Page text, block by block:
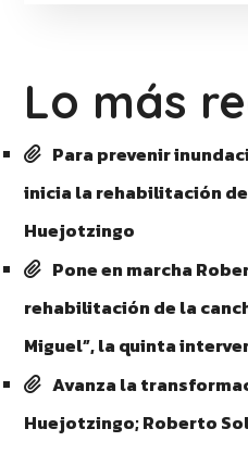
Lo más
Para prevenir
inicia la rehabilitación
Huejotzingo
Pone en marcha
rehabilitación de la
Miguel”, la quinta
Avanza la
Huejotzingo; Roberto